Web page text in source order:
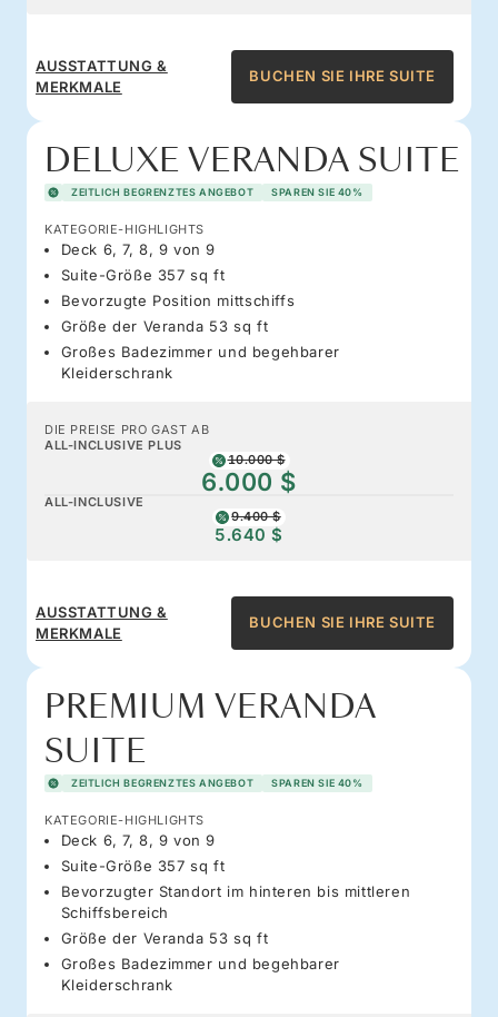
AUSSTATTUNG &
MERKMALE
BUCHEN SIE IHRE SUITE
DELUXE VERANDA SUITE
ZEITLICH BEGRENZTES ANGEBOT SPAREN SIE 40%
KATEGORIE-HIGHLIGHTS
Deck 6, 7, 8, 9 von 9
Suite-Größe 357 sq ft
Bevorzugte Position mittschiffs
Größe der Veranda 53 sq ft
Großes Badezimmer und begehbarer
Kleiderschrank
DIE PREISE PRO GAST AB
ALL-INCLUSIVE PLUS
10.000 $
6.000 $
ALL-INCLUSIVE
9.400 $
5.640 $
AUSSTATTUNG &
MERKMALE
BUCHEN SIE IHRE SUITE
PREMIUM VERANDA
SUITE
ZEITLICH BEGRENZTES ANGEBOT SPAREN SIE 40%
KATEGORIE-HIGHLIGHTS
Deck 6, 7, 8, 9 von 9
Suite-Größe 357 sq ft
Bevorzugter Standort im hinteren bis mittleren
Schiffsbereich
Größe der Veranda 53 sq ft
Großes Badezimmer und begehbarer
Kleiderschrank